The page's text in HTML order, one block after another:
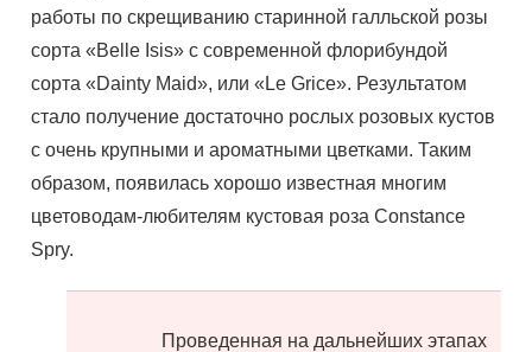
работы по скрещиванию старинной галльской розы
сорта «Belle Isis» с современной флорибундой
сорта «Dainty Maid», или «Le Grice». Результатом
стало получение достаточно рослых розовых кустов
с очень крупными и ароматными цветками. Таким
образом, появилась хорошо известная многим
цветоводам-любителям кустовая роза Constance
Spry.
Проведенная на дальнейших этапах